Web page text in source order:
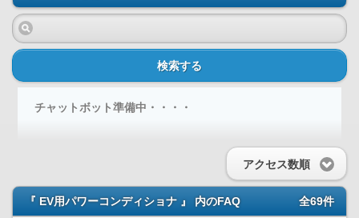
検索する
チャットボット準備中・・・・
アクセス数順
『 EV用パワーコンディショナ 』 内のFAQ 全69件